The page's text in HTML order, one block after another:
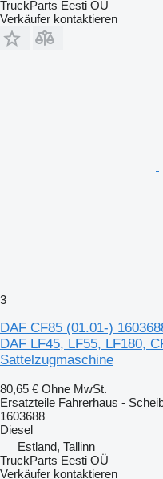
TruckParts Eesti OÜ
Verkäufer kontaktieren
3
DAF CF85 (01.01-)
DAF LF45, LF55, LF180,
Sattelzugmaschine
80,65 € Ohne MwSt.
Ersatzteile Fahrerhaus -
1603688
Diesel
Estland, Tallinn
TruckParts Eesti OÜ
Verkäufer kontaktieren